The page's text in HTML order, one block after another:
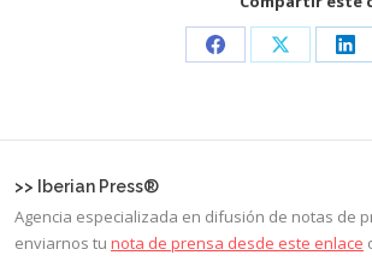
Share Share
>> Iberian Press®
Agencia especializada en difusión de notas de
enviarnos tu nota de prensa desde este enlace